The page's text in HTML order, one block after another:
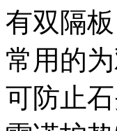
有双隔
常用的
可防止